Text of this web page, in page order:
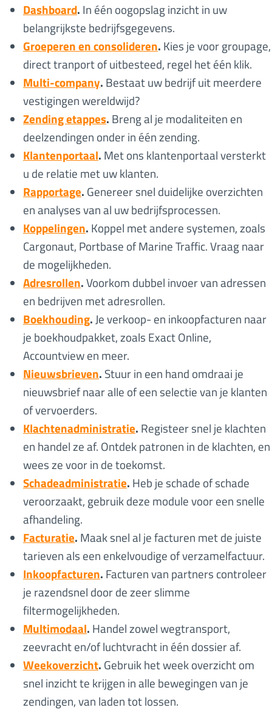
Dashboard. In één oogopslag inzicht in uw
belangrijkste bedrijfsgegevens.
Groeperen en consolideren. Kies je voor groupage,
direct tranport of uitbesteed, regel het één klik.
Multi-company. Bestaat uw bedrijf uit meerdere
vestigingen wereldwijd?
Zending etappes. Breng al je modaliteiten en
deelzendingen onder in één zending.
Klantenportaal. Met ons klantenportaal versterkt
u de relatie met uw klanten.
Rapportage. Genereer snel duidelijke overzichten
en analyses van al uw bedrijfsprocessen.
Koppelingen. Koppel met andere systemen, zoals
Cargonaut, Portbase of Marine Traffic. Vraag naar
de mogelijkheden.
Adresrollen.Voorkom dubbel invoer van adressen
en bedrijven met adresrollen.
Boekhouding.Je verkoop- en inkoopfacturen naar
je boekhoudpakket, zoals Exact Online,
Accountview en meer.
Nieuwsbrieven. Stuur in een hand omdraai je
nieuwsbrief naar alle of een selectie van je klanten
of vervoerders.
Klachtenadministratie. Registeer snel je klachten
en handel ze af. Ontdek patronen in de klachten, en
wees ze voor in de toekomst.
Schadeadministratie. Heb je schade of schade
veroorzaakt, gebruik deze module voor een snelle
afhandeling.
Facturatie. Maak snel al je facturen met de juiste
tarieven als een enkelvoudige of verzamelfactuur.
Inkoopfacturen. Facturen van partners controleer
je razendsnel door de zeer slimme
filtermogelijkheden.
Multimodaal. Handel zowel wegtransport,
zeevracht en/of luchtvracht in één dossier af.
Weekoverzicht. Gebruik het week overzicht om
snel inzicht te krijgen in alle bewegingen van je
zendingen, van laden tot lossen.